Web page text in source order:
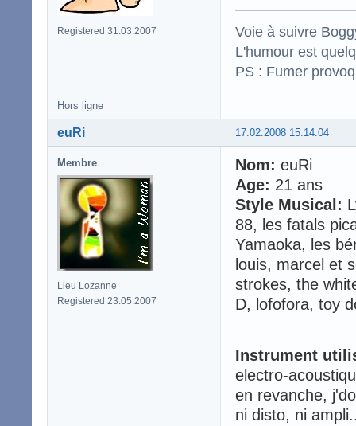
Registered 31.03.2007
Voie à suivre
L'humour est
PS : Fumer
Hors ligne
17.02.2008 15:14:04
euRi
Membre
Lieu Lozanne
Registered 23.05.2007
Nom: euRi
Age: 21 ans
Style Musical:
88, les fatals
Yamaoka, les
louis, marcel et
strokes, the
D, lofofora, toy
Instrument
electro-
en revanche,
ni disto, ni